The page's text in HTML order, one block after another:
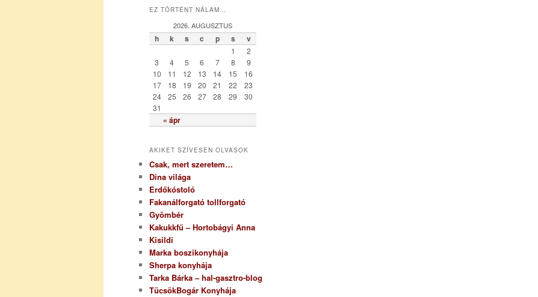
e
r
EZ TÖRTÉNT NÁLAM…
2026. AUGUSZTUS
h k s c p s v
« ápr
1
2
3
4 5 6 7 8
9
10
11 12 13 14 15
16
17
18 19 20 21 22
23
24
25 26 27 28 29
30
31
AKIKET SZÍVESEN OLVASOK
Csak, mert szeretem…
Dina világa
Erdőkóstoló
Fakanálforgató tollforgató
Gyömbér
Kakukkfű – Hortobágyi Anna
Kisildi
Marka boszikonyhája
Sherpa konyhája
Tarka Bárka – hal-gasztro-blog
TücsökBogár Konyhája